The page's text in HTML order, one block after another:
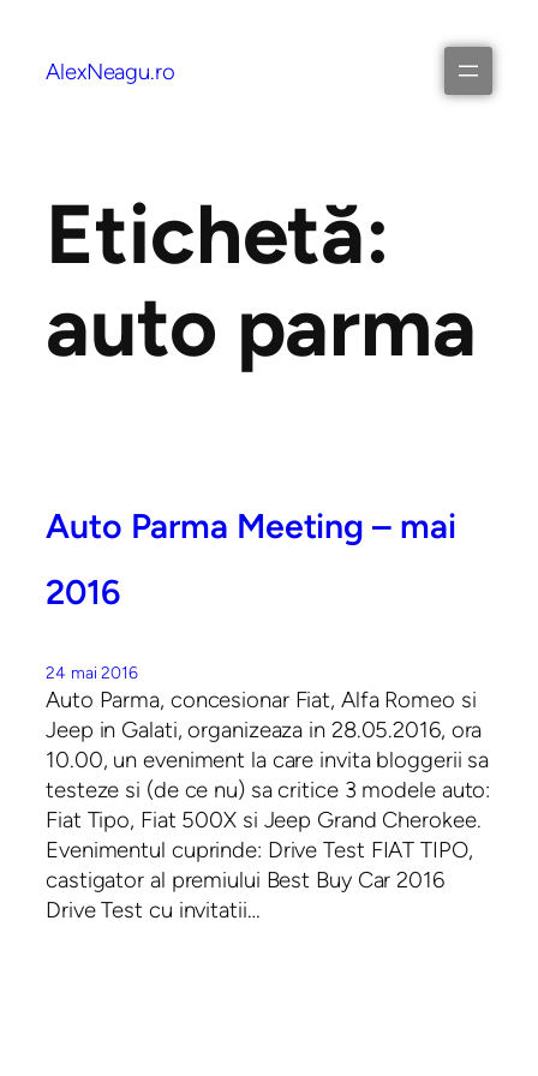
AlexNeagu.ro
Etichetă:
auto parma
Auto Parma Meeting – mai
2016
24 mai 2016
Auto Parma, concesionar Fiat, Alfa Romeo si
Jeep in Galati, organizeaza in 28.05.2016, ora
10.00, un eveniment la care invita bloggerii sa
testeze si (de ce nu) sa critice 3 modele auto:
Fiat Tipo, Fiat 500X si Jeep Grand Cherokee.
Evenimentul cuprinde: Drive Test FIAT TIPO,
castigator al premiului Best Buy Car 2016
Drive Test cu invitatii…